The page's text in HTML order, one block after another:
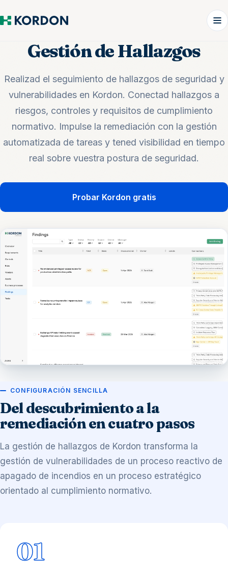
Gestión de Hallazgos
Realizad el seguimiento de hallazgos de seguridad y
vulnerabilidades en Kordon. Conectad hallazgos a
riesgos, controles y requisitos de cumplimiento
normativo. Impulse la remediación con la gestión
automatizada de tareas y tened visibilidad en tiempo
real sobre vuestra postura de seguridad.
Probar Kordon gratis
CONFIGURACIÓN SENCILLA
Del descubrimiento a la
remediación en cuatro pasos
La gestión de hallazgos de Kordon transforma la
gestión de vulnerabilidades de un proceso reactivo de
apagado de incendios en un proceso estratégico
orientado al cumplimiento normativo.
01